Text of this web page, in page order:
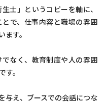
士」というコピーを軸に、
で、仕事内容と職場の雰囲
す。
なく、教育制度や人の雰囲
。
与え、ブースでの会話につな